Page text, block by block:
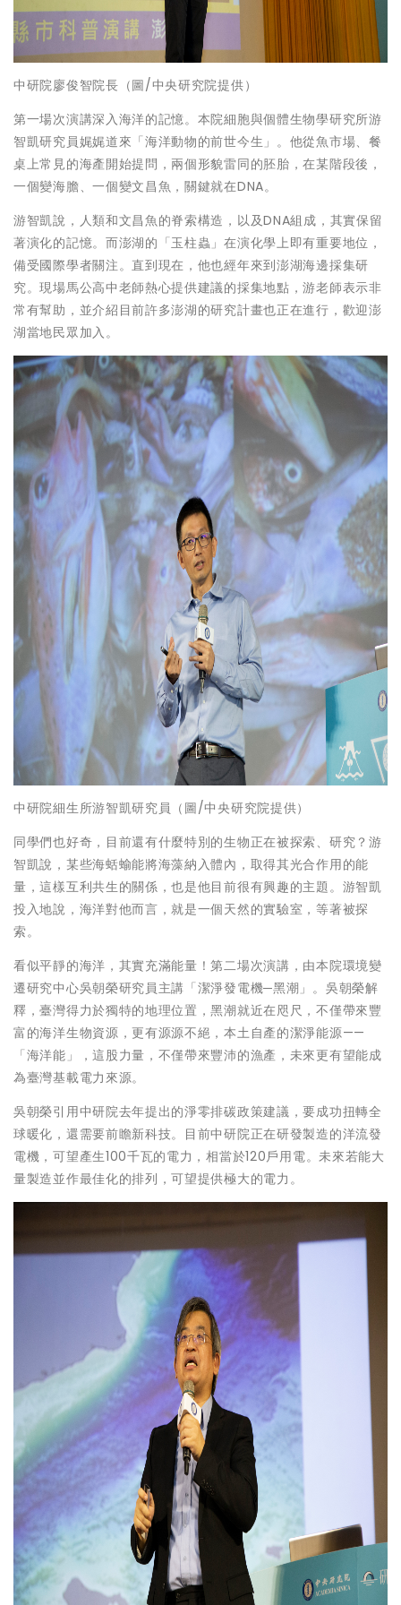
中研院廖俊智院長（圖/中央研究院提供）
第一場次演講深入海洋的記憶。本院細胞與個體生物學研究所游
智凱研究員娓娓道來「海洋動物的前世今生」。他從魚市場、餐
桌上常見的海產開始提問，兩個形貌雷同的胚胎，在某階段後，
一個變海膽、一個變文昌魚，關鍵就在DNA。
游智凱說，人類和文昌魚的脊索構造，以及DNA組成，其實保留
著演化的記憶。而澎湖的「玉柱蟲」在演化學上即有重要地位，
備受國際學者關注。直到現在，他也經年來到澎湖海邊採集研
究。現場馬公高中老師熱心提供建議的採集地點，游老師表示非
常有幫助，並介紹目前許多澎湖的研究計畫也正在進行，歡迎澎
湖當地民眾加入。
中研院細生所游智凱研究員（圖/中央研究院提供）
同學們也好奇，目前還有什麼特別的生物正在被探索、研究？游
智凱說，某些海蛞蝓能將海藻納入體內，取得其光合作用的能
量，這樣互利共生的關係，也是他目前很有興趣的主題。游智凱
投入地說，海洋對他而言，就是一個天然的實驗室，等著被探
索。
看似平靜的海洋，其實充滿能量！第二場次演講，由本院環境變
遷研究中心吳朝榮研究員主講「潔淨發電機─黑潮」。吳朝榮解
釋，臺灣得力於獨特的地理位置，黑潮就近在咫尺，不僅帶來豐
富的海洋生物資源，更有源源不絕，本土自產的潔淨能源——
「海洋能」，這股力量，不僅帶來豐沛的漁產，未來更有望能成
為臺灣基載電力來源。
吳朝榮引用中研院去年提出的淨零排碳政策建議，要成功扭轉全
球暖化，還需要前瞻新科技。目前中研院正在研發製造的洋流發
電機，可望產生100千瓦的電力，相當於120戶用電。未來若能大
量製造並作最佳化的排列，可望提供極大的電力。